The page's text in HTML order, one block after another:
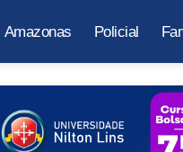
Amazonas Policial